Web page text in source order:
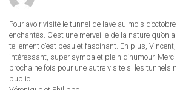
Pour avoir visité le tunnel de lave au mois
enchantés. C’est une merveille de la nature qu’on
tellement c’est beau et fascinant. En plus,
intéressant, super sympa et plein d’humour.
prochaine fois pour une autre visite si les tunnels
public.